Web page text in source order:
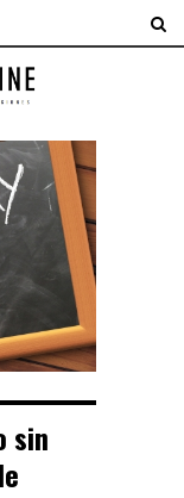
sin